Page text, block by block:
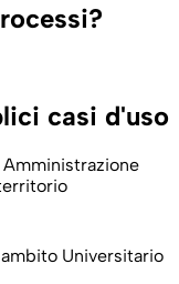
casi d'uso
Universitario